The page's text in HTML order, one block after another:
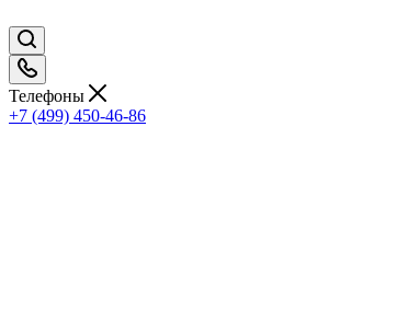
Телефоны
+7 (499) 450-46-86